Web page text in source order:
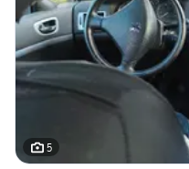
5